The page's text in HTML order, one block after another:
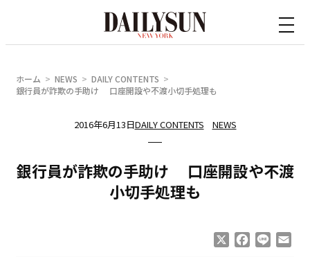
ホーム NEWS
DAILY CONTENTS
銀行員が詐欺の手助け 口座開設や不渡小切手処理も
2016年6月13日DAILY CONTENTS NEWS
銀行員が詐欺の手助け 口座開設や不渡
小切手処理も
Facebook
Line